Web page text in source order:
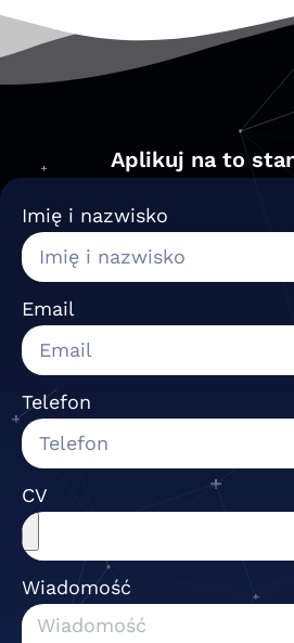
Aplikuj na to
Imię i nazwisko
Email
Telefon
CV
Wiadomość